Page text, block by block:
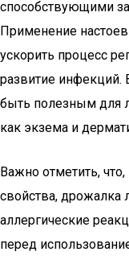
способствующими
Применение
ускорить процесс
развитие инфекций.
быть полезным для
как экзема и
Важно отметить,
свойства, дрожалка
аллергические
перед